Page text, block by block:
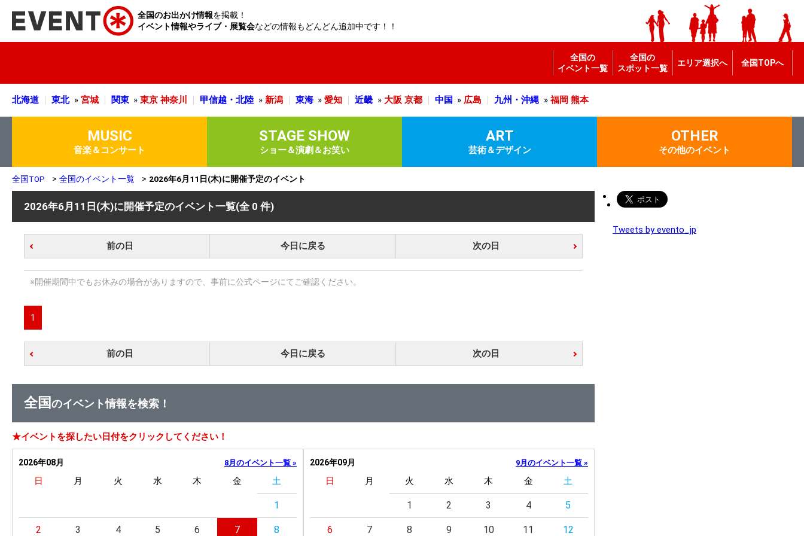
全国のお出かけ情報を掲載！
イベント情報やライブ・展覧会などの情報もどんどん追加中です！！
全国の
イベント一覧
全国の
スポット一覧
エリア選択へ 全国TOPへ
北海道 東北 » 宮城 関東 » 東京 神奈川 甲信越・北陸 » 新潟 東海 » 愛知 近畿 » 大阪 京都 中国 » 広島 九州・沖縄 » 福岡 熊本
MUSIC
音楽＆コンサート
STAGE SHOW
ショー＆演劇＆お笑い
ART
芸術＆デザイン
OTHER
その他のイベント
全国TOP 全国のイベント一覧 2026年6月11日(木)に開催予定のイベント
2026年6月11日(木)に開催予定のイベント一覧(全 0 件)
前の日 今日に戻る 次の日
※開催期間中でもお休みの場合がありますので、事前に公式ページにてご確認ください。
1
前の日 今日に戻る 次の日
全国のイベント情報を検索！
★イベントを探したい日付をクリックしてください！
2026年08月 8月のイベント一覧 »
日 月 火 水 木 金 土
1
2 3 4 5 6 7 8
2026年09月 9月のイベント一覧 »
日 月 火 水 木 金 土
1 2 3 4 5
6 7 8 9 10 11 12
Tweets by evento_jp